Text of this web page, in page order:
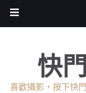
快
喜歡攝影，按下快